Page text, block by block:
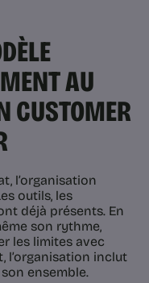
AU
CUSTOMER
l’organisation
outils, les
déjà présents. En
son rythme,
les limites avec
l’organisation inclut
ensemble.